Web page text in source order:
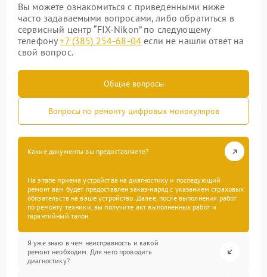
Вы можете ознакомиться с приведенными ниже
часто задаваемыми вопросами, либо обратиться в
сервисный центр “FIX-Nikon” по следующему
телефону+7 (385) 254-68-04 если не нашли ответ на
свой вопрос.
Общие вопросы
Вопросы по ремонту цифровых монокуляров
Какие документы вы предоставляете?
На этапе приема устройства на диагностику и последующий
ремонт вам будет предоставлен заказ-наряд с указанием страховых
обязательств на ваше устройство. Далее, после выполнения работ
по ремонту техники, вы получите акт выполненных работ и
гарантийный талон.
Я уже знаю в чем неисправность и какой
ремонт необходим. Для чего проводить
диагностику?